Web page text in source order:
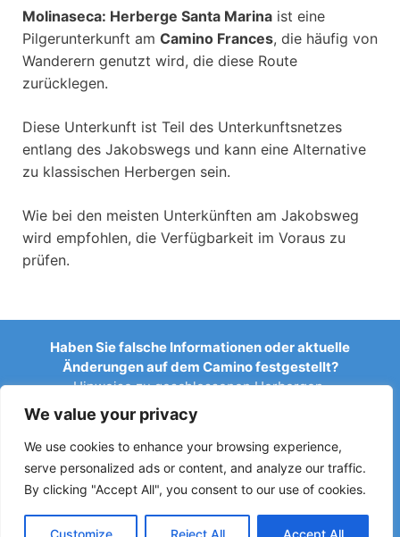
We value your privacy
We use cookies to enhance your browsing experience,
serve personalized ads or content, and analyze our traffic.
By clicking "Accept All", you consent to our use of cookies.
Customize Reject All Accept All
Molinaseca: Herberge Santa Marina ist eine
Pilgerunterkunft am Camino Frances, die häufig von
Wanderern genutzt wird, die diese Route
zurücklegen.
Diese Unterkunft ist Teil des Unterkunftsnetzes
entlang des Jakobswegs und kann eine Alternative
zu klassischen Herbergen sein.
Wie bei den meisten Unterkünften am Jakobsweg
wird empfohlen, die Verfügbarkeit im Voraus zu
prüfen.
Haben Sie falsche Informationen oder aktuelle
Änderungen auf dem Camino festgestellt?
Hinweise zu geschlossenen Herbergen,
Überschwemmungen, Umleitungen, Bauarbeiten oder
anderen Änderungen helfen, den Reiseführer aktuell zu
halten.
Schreiben Sie uns an:elperegrino.online@gmail.com